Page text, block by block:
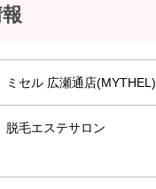
ミセル 広瀬通店(MYTHEL)
脱毛エステサロン